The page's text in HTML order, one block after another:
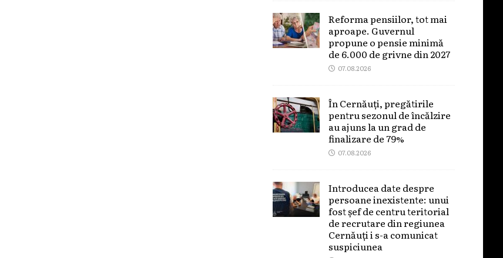
Reforma pensiilor, tot mai
aproape. Guvernul
propune o pensie minimă
de 6.000 de grivne din 2027
07.08.2026
În Cernăuți, pregătirile
pentru sezonul de încălzire
au ajuns la un grad de
finalizare de 79%
07.08.2026
Introducea date despre
persoane inexistente: unui
fost șef de centru teritorial
de recrutare din regiunea
Cernăuți i s-a comunicat
suspiciunea